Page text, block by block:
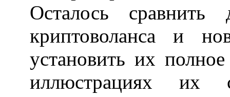
Осталось сравнить
криптоволанса и
установить их
иллюстрациях их